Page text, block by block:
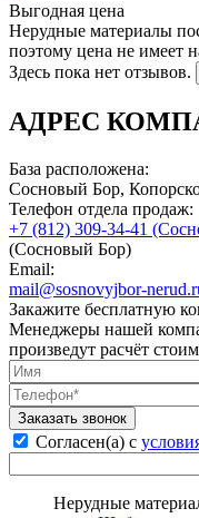
Выгодная цена
Нерудные материалы
поэтому цена не имеет
Здесь пока нет отзывов.
АДРЕС
База расположена:
Сосновый Бор,
Телефон отдела продаж:
(Сосновый Бор)
Email:
mail@sosnovyjbor-
Закажите бесплатную
Менеджеры нашей
произведут расчёт
Заказать звонок
Согласен(а) с
Нерудные